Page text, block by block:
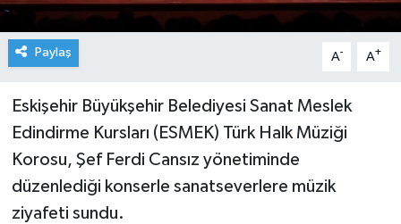
Paylaş A- A+
Eskişehir Büyükşehir Belediyesi Sanat Meslek
Edindirme Kursları (ESMEK) Türk Halk Müziği
Korosu, Şef Ferdi Cansız yönetiminde
düzenlediği konserle sanatseverlere müzik
ziyafeti sundu.